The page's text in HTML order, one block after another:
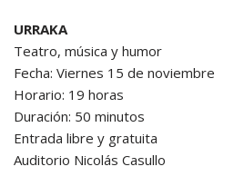
URRAKA
Teatro, música y humor
Fecha: Viernes 15 de noviembre
Horario: 19 horas
Duración: 50 minutos
Entrada libre y gratuita
Auditorio Nicolás Casullo